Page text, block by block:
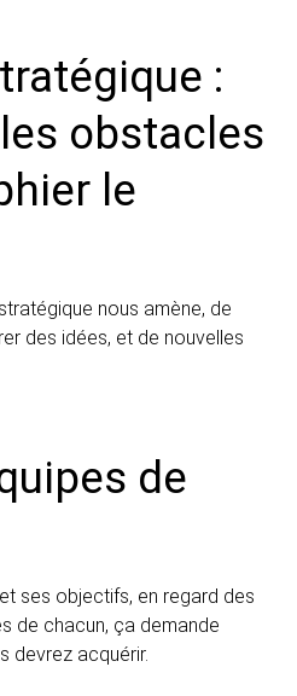
:
obstacles
le
nous amène, de
des idées, et de nouvelles
de
ses objectifs, en regard des
de chacun, ça demande
devrez acquérir.